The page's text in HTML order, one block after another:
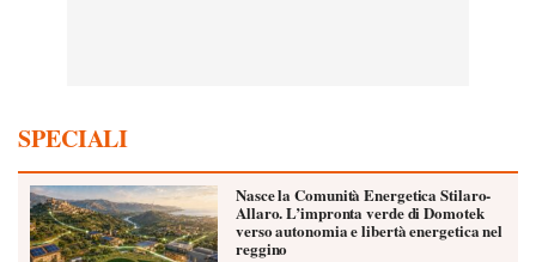
SPECIALI
Nasce la Comunità Energetica Stilaro-
Allaro. L’impronta verde di Domotek
verso autonomia e libertà energetica nel
reggino